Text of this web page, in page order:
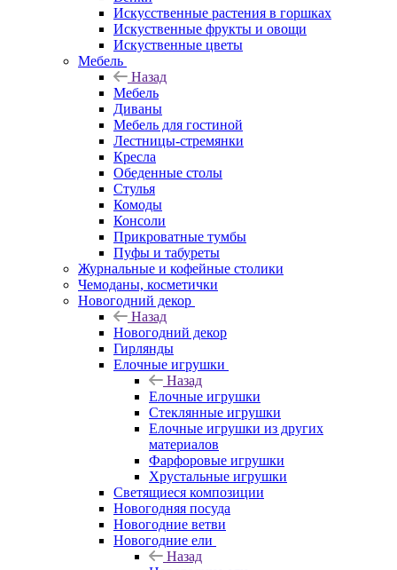
Искусственные растения в горшках
Искуственные фрукты и овощи
Искуственные цветы
Мебель
Назад
Мебель
Диваны
Мебель для гостиной
Лестницы-стремянки
Кресла
Обеденные столы
Стулья
Комоды
Консоли
Прикроватные тумбы
Пуфы и табуреты
Журнальные и кофейные столики
Чемоданы, косметички
Новогодний декор
Назад
Новогодний декор
Гирлянды
Елочные игрушки
Назад
Елочные игрушки
Стеклянные игрушки
Елочные игрушки из других
материалов
Фарфоровые игрушки
Хрустальные игрушки
Светящиеся композиции
Новогодняя посуда
Новогодние ветви
Новогодние ели
Назад